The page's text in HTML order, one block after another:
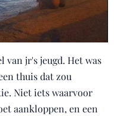
van jr's jeugd. Het was
thuis dat zou
Niet iets waarvoor
aankloppen, en een